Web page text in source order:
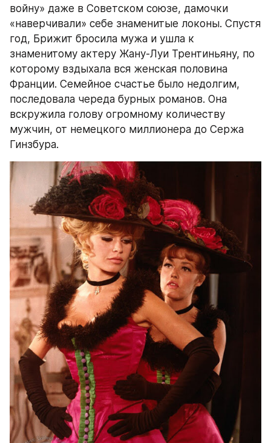
войну» даже в Советском союзе, дамочки
«наверчивали» себе знаменитые локоны. Спустя
год, Брижит бросила мужа и ушла к
знаменитому актеру Жану-Луи Трентиньяну, по
которому вздыхала вся женская половина
Франции. Семейное счастье было недолгим,
последовала череда бурных романов. Она
вскружила голову огромному количеству
мужчин, от немецкого миллионера до Сержа
Гинзбура.